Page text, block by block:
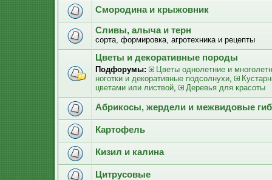
Смородина и крыжовник
Сливы, алыча и терн
сорта, формировка, агротехника и рецепты
Цветы и декоративные породы
Подфорумы:
Цветы однолетние и
ноготки и декоративные подсолнухи,
цветами или листвой, Деревья для красоты
Абрикосы, жердели и межвидовые
Картофель
Кизил и калина
Цитрусовые